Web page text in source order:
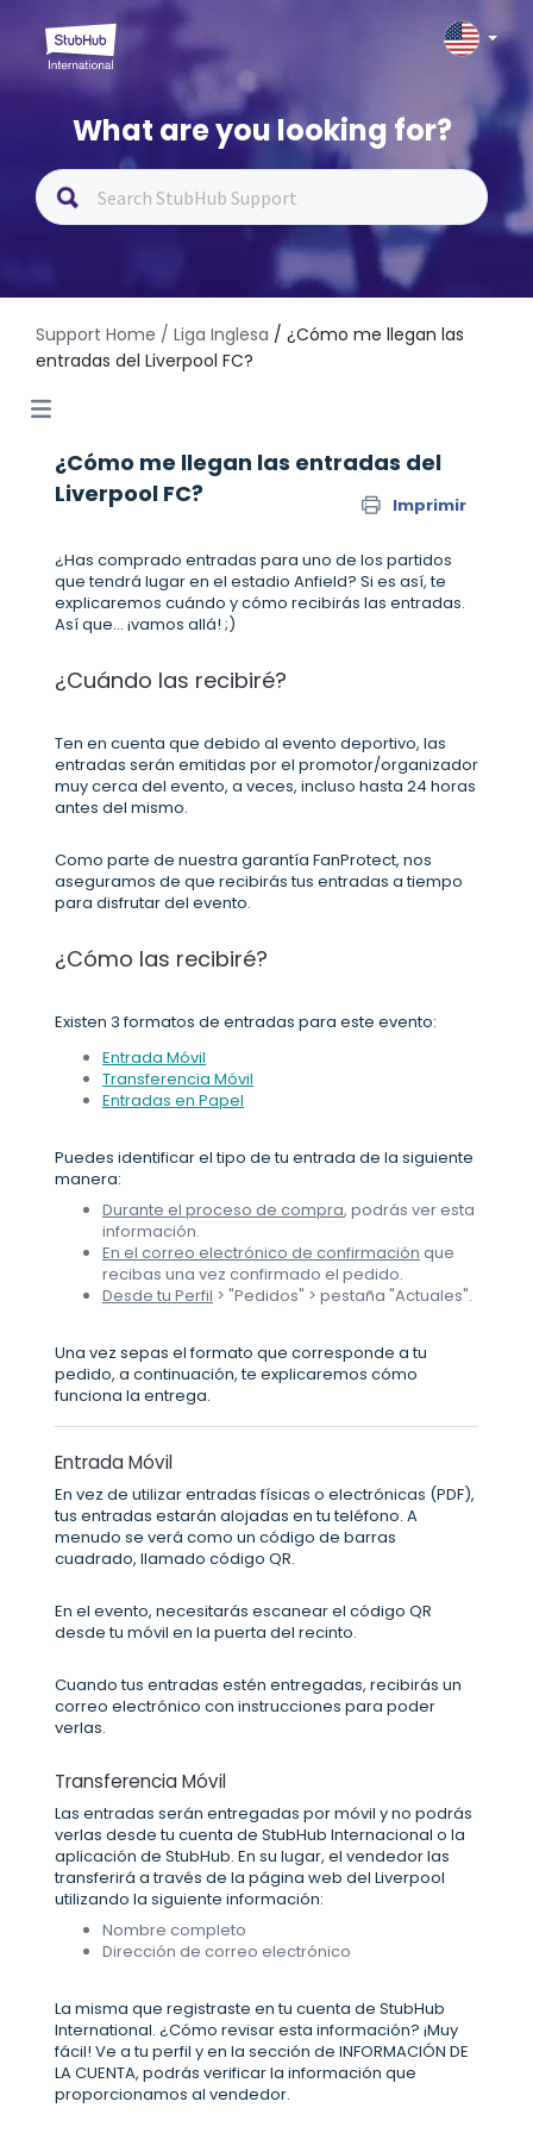
What are you looking for?
Support Home / Liga Inglesa / ¿Cómo me llegan las
entradas del Liverpool FC?
¿Cómo me llegan las entradas del
Liverpool FC?
Imprimir
¿Has comprado entradas para uno de los partidos
que tendrá lugar en el estadio Anfield? Si es así, te
explicaremos cuándo y cómo recibirás las entradas.
Así que... ¡vamos allá! ;)
¿Cuándo las recibiré?
Ten en cuenta que debido al evento deportivo, las
entradas serán emitidas por el promotor/organizador
muy cerca del evento, a veces, incluso hasta 24 horas
antes del mismo.
Como parte de nuestra garantía FanProtect, nos
aseguramos de que recibirás tus entradas a tiempo
para disfrutar del evento.
¿Cómo las recibiré?
Existen 3 formatos de entradas para este evento:
Entrada Móvil
Transferencia Móvil
Entradas en Papel
Puedes identificar el tipo de tu entrada de la siguiente
manera:
Durante el proceso de compra, podrás ver esta
información.
En el correo electrónico de confirmación que
recibas una vez confirmado el pedido.
Desde tu Perfil > "Pedidos" > pestaña "Actuales".
Una vez sepas el formato que corresponde a tu
pedido, a continuación, te explicaremos cómo
funciona la entrega.
Entrada Móvil
En vez de utilizar entradas físicas o electrónicas (PDF),
tus entradas estarán alojadas en tu teléfono. A
menudo se verá como un código de barras
cuadrado, llamado código QR.
En el evento, necesitarás escanear el código QR
desde tu móvil en la puerta del recinto.
Cuando tus entradas estén entregadas, recibirás un
correo electrónico con instrucciones para poder
verlas.
Transferencia Móvil
Las entradas serán entregadas por móvil y no podrás
verlas desde tu cuenta de StubHub Internacional o la
aplicación de StubHub. En su lugar, el vendedor las
transferirá a través de la página web del Liverpool
utilizando la siguiente información:
Nombre completo
Dirección de correo electrónico
La misma que registraste en tu cuenta de StubHub
International. ¿Cómo revisar esta información? ¡Muy
fácil! Ve a tu perfil y en la sección de INFORMACIÓN DE
LA CUENTA, podrás verificar la información que
proporcionamos al vendedor.